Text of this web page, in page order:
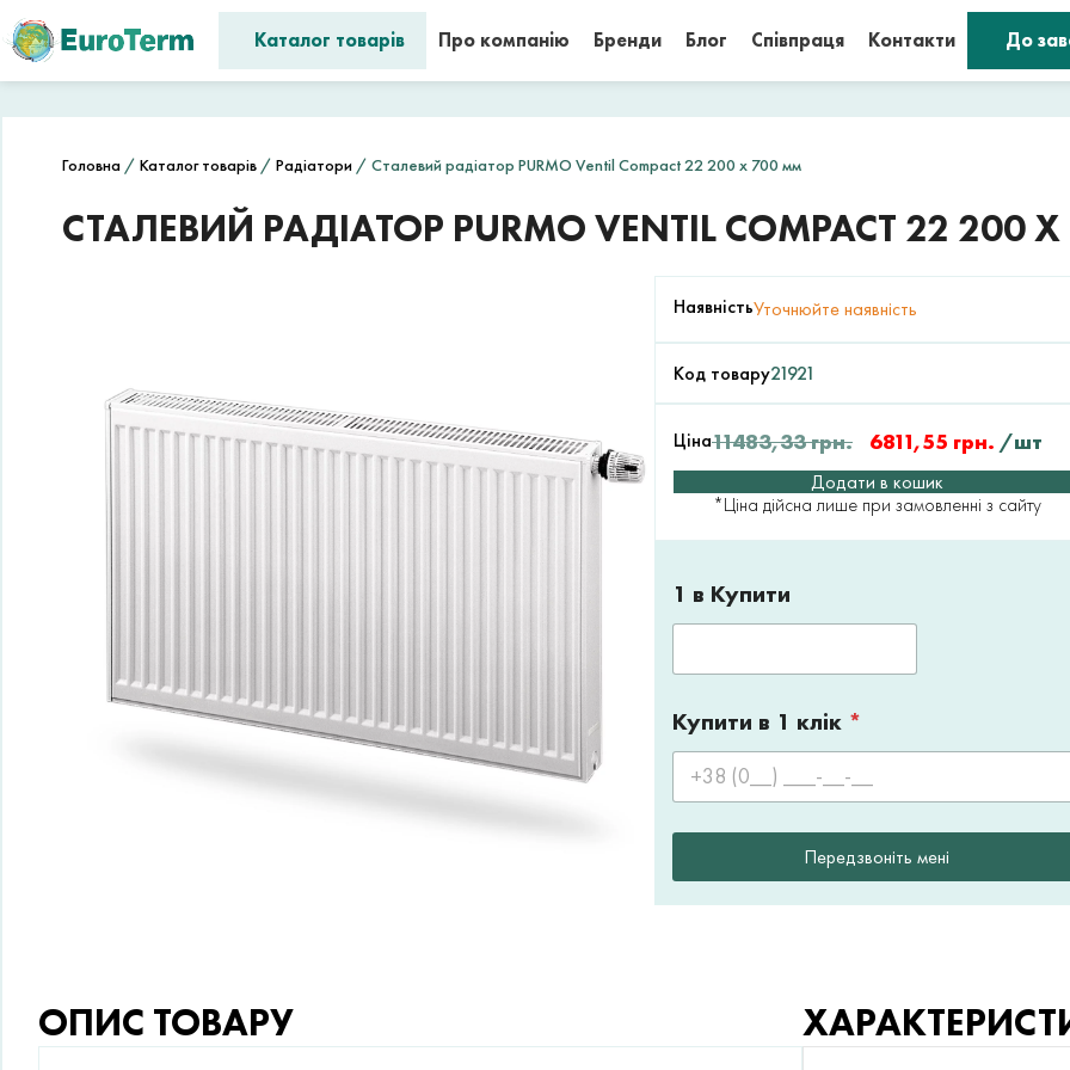
Каталог товарів Про компанію Бренди Блог Співпраця Контакти До
Головна / Каталог товарів / Радіатори / Сталевий радіатор PURMO Ventil Compact 22 200 x 700 мм
СТАЛЕВИЙ РАДІАТОР PURMO VENTIL COMPACT 22 200
НаявністьУточнюйте наявність
Код товару21921
Ціна11483,33грн. 6811,55 грн. /шт
Додати в кошик
*Ціна дійсна лише при замовленні з сайту
1 в Купити
Купити в 1 клік *
Передзвоніть мені
ОПИС ТОВАРУ